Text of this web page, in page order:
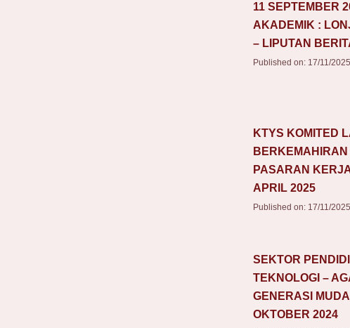
11 SEPTEMBER
AKADEMIK :
– LIPUTAN
Published on: 17/11/2025
KTYS KOMITED
PASARAN
APRIL 2025
Published on: 17/11/2025
SEKTOR
TEKNOLOGI –
GENERASI
OKTOBER 2024